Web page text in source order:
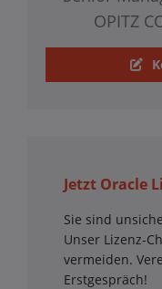
OPITZ
Jetzt Oracle
Sie sind
Unser Lizenz-
vermeiden.
Erstgespräch!